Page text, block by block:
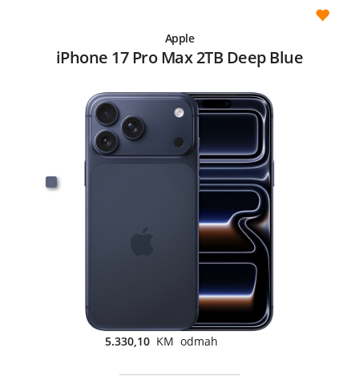
Apple
iPhone 17 Pro Max 2TB Deep Blue
5.330,10 KM odmah